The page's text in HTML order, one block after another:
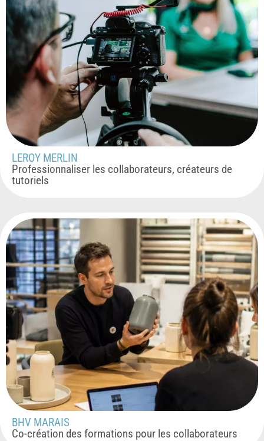
LEROY MERLIN
Professionnaliser les collaborateurs, créateurs de
tutoriels
BHV MARAIS
Co-création des formations pour les collaborateurs